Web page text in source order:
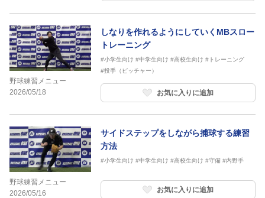
野球練習メニュー
2026/05/18
しなりを作れるようにしていくMBスロー
トレーニング
#小学生向け #中学生向け #高校生向け #トレーニング
#投手（ピッチャー）
お気に入りに追加
野球練習メニュー
2026/05/16
サイドステップをしながら捕球する練習
方法
#小学生向け #中学生向け #高校生向け #守備 #内野手
お気に入りに追加